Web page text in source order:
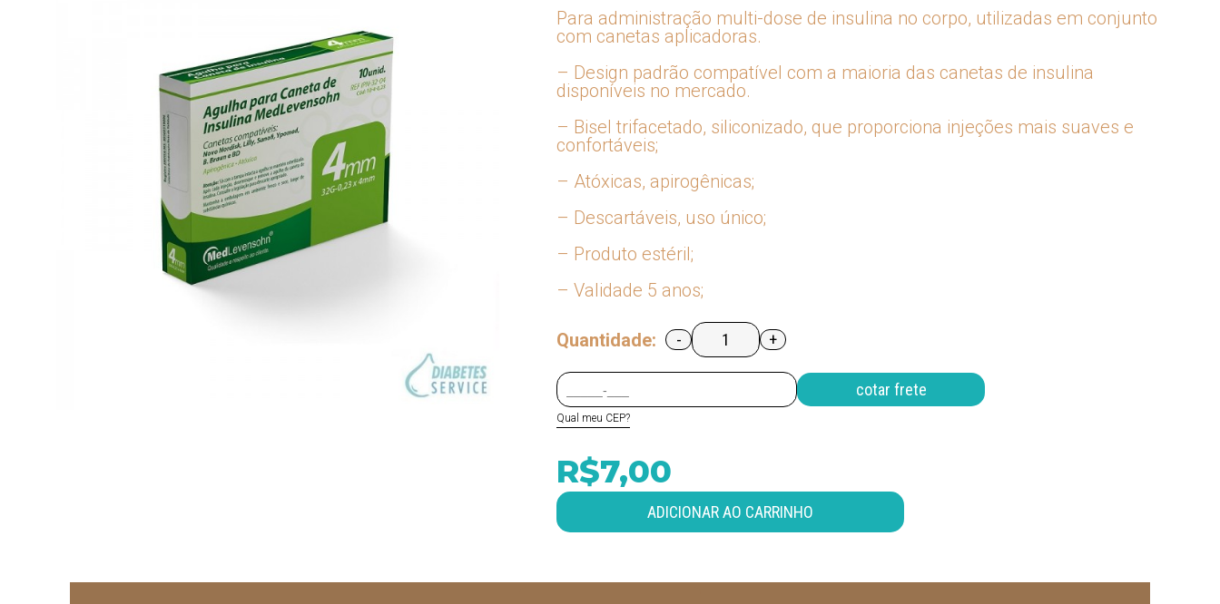
Para administração multi-dose de insulina no corpo, utilizadas em conjunto
com canetas aplicadoras.
– Design padrão compatível com a maioria das canetas de insulina
disponíveis no mercado.
– Bisel trifacetado, siliconizado, que proporciona injeções mais suaves e
confortáveis;
– Atóxicas, apirogênicas;
– Descartáveis, uso único;
– Produto estéril;
– Validade 5 anos;
Quantidade: - +
Qual meu CEP?
R$7,00
ADICIONAR AO CARRINHO